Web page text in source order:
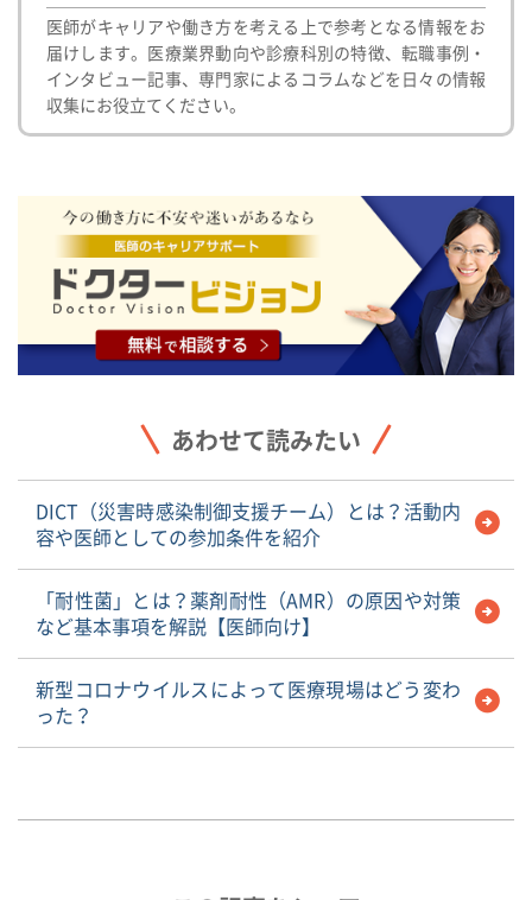
医師がキャリアや働き方を考える上で参考となる情報をお
届けします。医療業界動向や診療科別の特徴、転職事例・
インタビュー記事、専門家によるコラムなどを日々の情報
収集にお役立てください。
あわせて読みたい
DICT（災害時感染制御支援チーム）とは？活動内
容や医師としての参加条件を紹介
「耐性菌」とは？薬剤耐性（AMR）の原因や対策
など基本事項を解説【医師向け】
新型コロナウイルスによって医療現場はどう変わ
った？